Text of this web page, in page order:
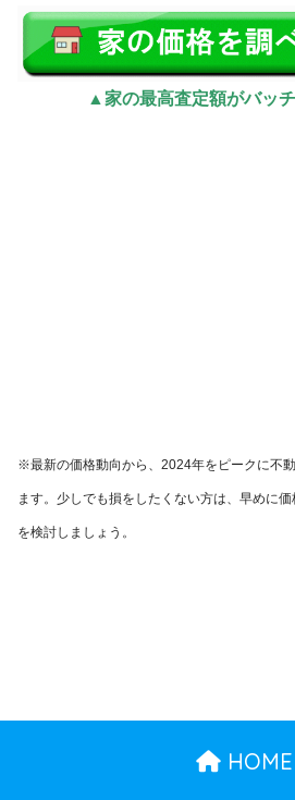
▲家の最高査定額がバッ
※最新の価格動向から、2024年をピークに不
ます。少しでも損をしたくない方は、早めに
を検討しましょう。
HOME